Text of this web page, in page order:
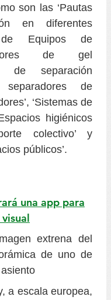
son las ‘Pautas
en diferentes
de Equipos de
de gel
de separación
separadores de
‘Sistemas de
higiénicos
colectivo’ y
públicos’.
una app para
a escala europea,